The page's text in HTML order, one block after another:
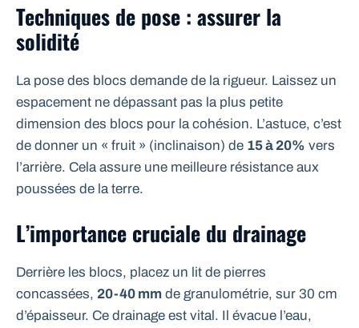
Techniques de pose : assurer la
solidité
La pose des blocs demande de la rigueur. Laissez un
espacement ne dépassant pas la plus petite
dimension des blocs pour la cohésion. L’astuce, c’est
de donner un « fruit » (inclinaison) de 15 à 20% vers
l’arrière. Cela assure une meilleure résistance aux
poussées de la terre.
L’importance cruciale du drainage
Derrière les blocs, placez un lit de pierres
concassées, 20-40 mm de granulométrie, sur 30 cm
d’épaisseur. Ce drainage est vital. Il évacue l’eau,